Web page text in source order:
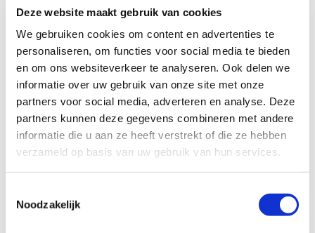
Deze website maakt gebruik van cookies
We gebruiken cookies om content en advertenties te
personaliseren, om functies voor social media te bieden
en om ons websiteverkeer te analyseren. Ook delen we
informatie over uw gebruik van onze site met onze
partners voor social media, adverteren en analyse. Deze
partners kunnen deze gegevens combineren met andere
informatie die u aan ze heeft verstrekt of die ze hebben
verzameld op basis van uw gebruik van hun services.
Noodzakelijk
Profiel steungezin
Buurtgezinnen zoekt voor dit meisje een
steungezin:
• waar een leeftijdsgenootje aanwezig is, al is
dat geen vereiste;
• waar zij wekelijks een paar uur welkom is om
te spelen;
• dat een paar uurtjes tijd heeft op een
maandag, dinsdag, woensdag, donderdag of
zondag;